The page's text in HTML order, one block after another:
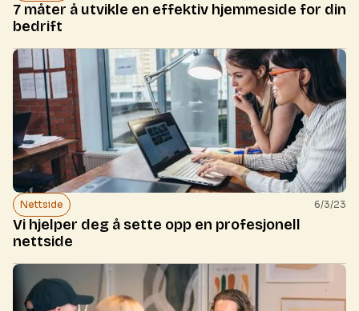
7 måter å utvikle en effektiv hjemmeside for din
bedrift
Nettside 6/3/23
Vi hjelper deg å sette opp en profesjonell
nettside